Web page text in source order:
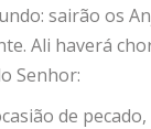
sairão os
Ali haverá
Senhor:
de